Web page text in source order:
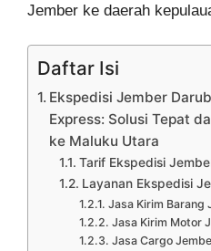
Jember ke daerah
Daftar Isi
Ekspedisi Jember
Express: Solusi Tepat
ke Maluku Utara
Tarif Ekspedisi
Layanan Ekspedisi
Jasa Kirim Barang
Jasa Kirim Motor
Jasa Cargo